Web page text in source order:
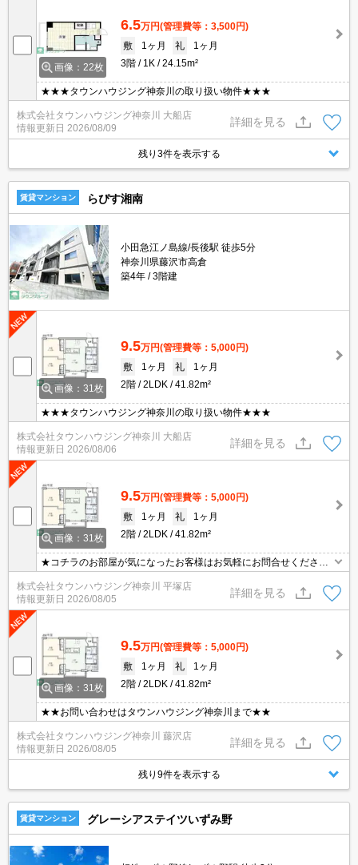
画像：22枚
6.5万円(管理費等：3,500円)
敷
1ヶ月 礼
1ヶ月
3階
1K 24.15m²
★★★タウンハウジング神奈川の取り扱い物件★★★
株式会社タウンハウジング神奈川 大船店
情報更新日 2026/08/09
詳細を見る
残り3件を表示する
賃貸マンション らぴす湘南
小田急江ノ島線/長後駅 徒歩5分
神奈川県藤沢市高倉
築4年
3階建
画像：31枚
9.5万円(管理費等：5,000円)
敷
1ヶ月 礼
1ヶ月
2階
2LDK 41.82m²
★★★タウンハウジング神奈川の取り扱い物件★★★
株式会社タウンハウジング神奈川 大船店
情報更新日 2026/08/06
詳細を見る
画像：31枚
9.5万円(管理費等：5,000円)
敷
1ヶ月 礼
1ヶ月
2階
2LDK 41.82m²
★コチラのお部屋が気になったお客様はお気軽にお問合せください
ませ★専門スタッフが詳細情報をご案内させていただきます！もち
ろん、他の物件もまとめてご紹介可能です！
株式会社タウンハウジング神奈川 平塚店
情報更新日 2026/08/05
詳細を見る
画像：31枚
9.5万円(管理費等：5,000円)
敷
1ヶ月 礼
1ヶ月
2階
2LDK 41.82m²
★★お問い合わせはタウンハウジング神奈川まで★★
株式会社タウンハウジング神奈川 藤沢店
情報更新日 2026/08/05
詳細を見る
残り9件を表示する
賃貸マンション グレーシアステイツいずみ野